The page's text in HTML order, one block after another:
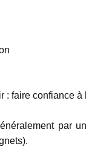
: faire confiance à
par